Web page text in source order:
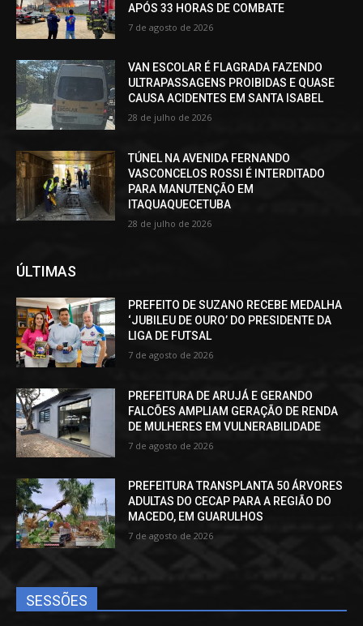
APÓS 33 HORAS DE COMBATE
7 de agosto de 2026
VAN ESCOLAR É FLAGRADA FAZENDO
ULTRAPASSAGENS PROIBIDAS E QUASE
CAUSA ACIDENTES EM SANTA ISABEL
28 de julho de 2026
TÚNEL NA AVENIDA FERNANDO
VASCONCELOS ROSSI É INTERDITADO
PARA MANUTENÇÃO EM
ITAQUAQUECETUBA
28 de julho de 2026
ÚLTIMAS
PREFEITO DE SUZANO RECEBE MEDALHA
‘JUBILEU DE OURO’ DO PRESIDENTE DA
LIGA DE FUTSAL
7 de agosto de 2026
PREFEITURA DE ARUJÁ E GERANDO
FALCÕES AMPLIAM GERAÇÃO DE RENDA
DE MULHERES EM VULNERABILIDADE
7 de agosto de 2026
PREFEITURA TRANSPLANTA 50 ÁRVORES
ADULTAS DO CECAP PARA A REGIÃO DO
MACEDO, EM GUARULHOS
7 de agosto de 2026
SESSÕES